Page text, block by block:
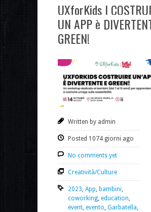
UXforKids |
UN APP è
GREEN!
Written by admin
Posted 1074 giorni ago
No comments yet
Creatività/Culture
2023 App bambini
coworking education
event evento Garbatella